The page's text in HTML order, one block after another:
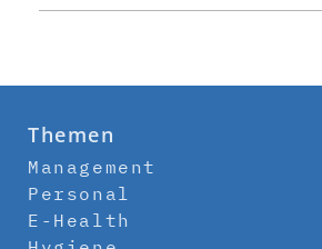
Themen
Management
Personal
E-Health